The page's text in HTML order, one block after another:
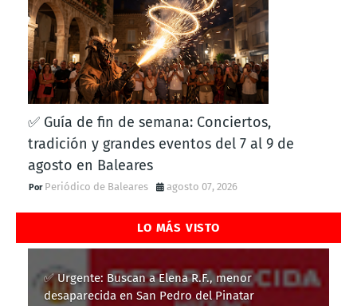
✅ Guía de fin de semana: Conciertos,
tradición y grandes eventos del 7 al 9 de
agosto en Baleares
Periódico de Baleares agosto 07, 2026
LO MÁS VISTO
✅ Urgente: Buscan a Elena R.F., menor
desaparecida en San Pedro del Pinatar